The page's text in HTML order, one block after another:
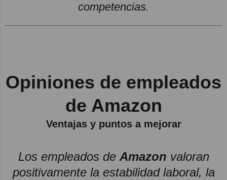
competencias.
Opiniones de empleados
de Amazon
Ventajas y puntos a mejorar
Los empleados de Amazon valoran
positivamente la estabilidad laboral, la